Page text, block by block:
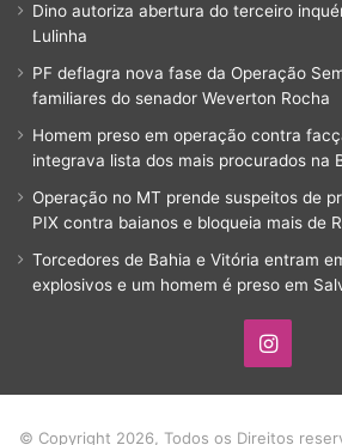
Dino autoriza abertura do terceiro
Lulinha
PF deflagra nova fase da Operação
familiares do senador Weverton Rocha
Homem preso em operação contra
integrava lista dos mais procurados na
Operação no MT prende suspeitos de
PIX contra baianos e bloqueia mais de
Torcedores de Bahia e Vitória entram
explosivos e um homem é preso em
© Copyright 2026, Todos os Direitos